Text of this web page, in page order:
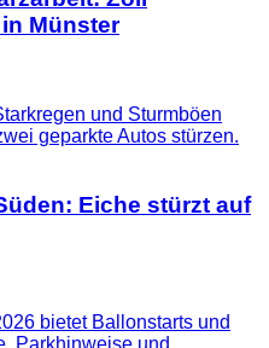
Münster
Eiche stürzt auf